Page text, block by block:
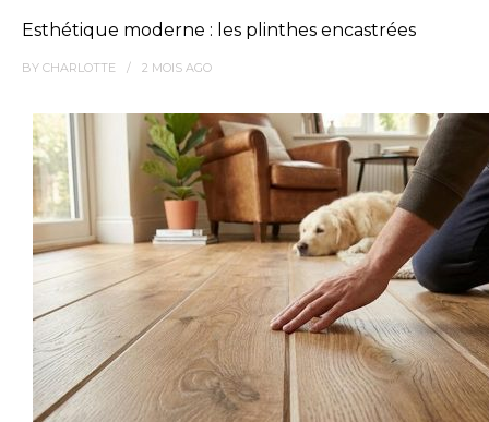
Esthétique moderne : les plinthes encastrées
BY CHARLOTTE 2 MOIS AGO